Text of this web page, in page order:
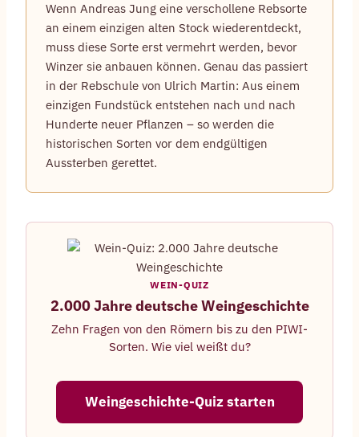
Wenn Andreas Jung eine verschollene Rebsorte
an einem einzigen alten Stock wiederentdeckt,
muss diese Sorte erst vermehrt werden, bevor
Winzer sie anbauen können. Genau das passiert
in der Rebschule von Ulrich Martin: Aus einem
einzigen Fundstück entstehen nach und nach
Hunderte neuer Pflanzen – so werden die
historischen Sorten vor dem endgültigen
Aussterben gerettet.
WEIN-QUIZ
2.000 Jahre deutsche Weingeschichte
Zehn Fragen von den Römern bis zu den PIWI-
Sorten. Wie viel weißt du?
Weingeschichte-Quiz starten